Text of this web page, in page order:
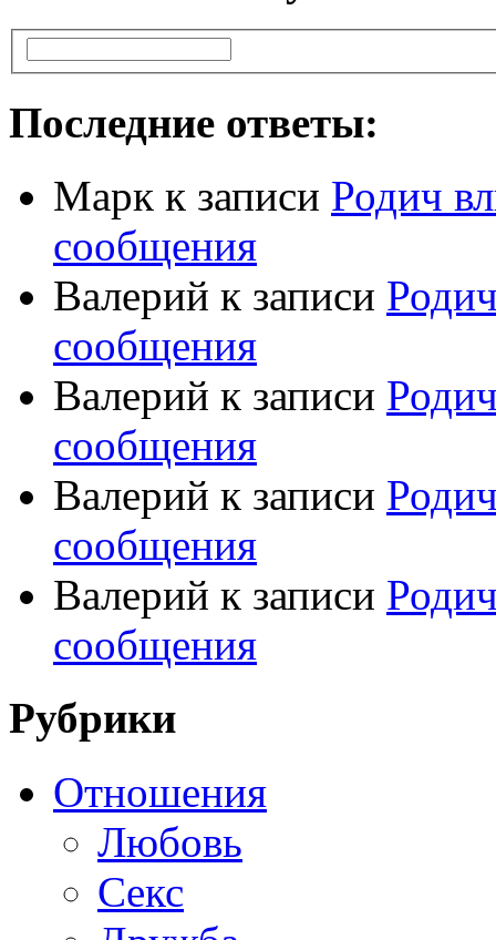
Последние ответы:
Марк к записи Родич
сообщения
Валерий к записи
сообщения
Валерий к записи
сообщения
Валерий к записи
сообщения
Валерий к записи
сообщения
Рубрики
Отношения
Любовь
Секс